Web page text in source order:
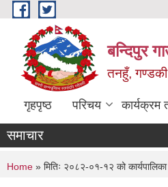
Skip to main content
बन्दिपुर
तनहुँ,
गृहपृष्ठ परिचय कार्यक्रम
समाचार
You are here
Home » मितिः २०८२-०१-१२ को